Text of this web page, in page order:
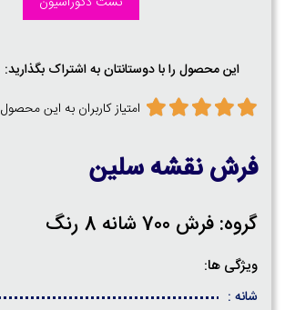
این محصول را با دوستانتان به اشتراک بگذارید:
امتیاز کاربران به این محصول
فرش نقشه سلین
گروه: فرش 700 شانه 8 رنگ
ویژگی ها:
شانه :